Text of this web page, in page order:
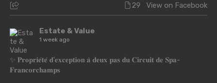
29 View on Facebook
Estate & Value
1 week ago
✨ 𝐏𝐫𝐨𝐩𝐫𝐢𝐞́𝐭𝐞́ 𝐝'𝐞𝐱𝐜𝐞𝐩𝐭𝐢𝐨𝐧 𝐚̀ 𝐝𝐞𝐮𝐱 𝐩𝐚𝐬 𝐝𝐮 𝐂𝐢𝐫𝐜𝐮𝐢𝐭 𝐝𝐞 𝐒𝐩𝐚-
𝐅𝐫𝐚𝐧𝐜𝐨𝐫𝐜𝐡𝐚𝐦𝐩𝐬